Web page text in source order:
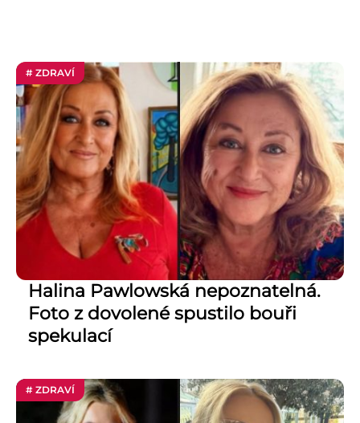
# ZDRAVÍ
Halina Pawlowská nepoznatelná.
Foto z dovolené spustilo bouři
spekulací
# ZDRAVÍ